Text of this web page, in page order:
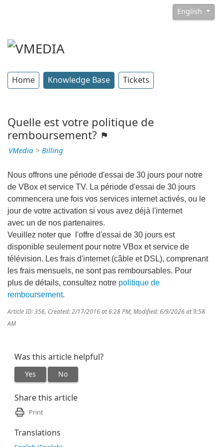
English
Home Knowledge Base Tickets
Quelle est votre politique de
remboursement?
VMedia > Billing
Nous offrons une période d'essai de 30 jours pour notre
de VBox et service TV. La période d'essai de 30 jours
commencera une fois vos services internet activés, ou le
jour de votre activation si vous avez déjà l'internet
avec un de nos partenaires.
Veuillez noter que l'offre d'essai de 30 jours est
disponible seulement pour notre VBox et service de
télévision. Les frais d'internet (câble et DSL), comprenant
les frais mensuels, ne sont pas remboursables. Pour
plus de détails, consultez notre politique de
remboursement.
Article ID: 356 Created: 2/17/2016 at 6:28 PM Modified: 6/9/2026 at 9:58
AM
Was this article helpful?
Yes No
Share this article
Print
Translations